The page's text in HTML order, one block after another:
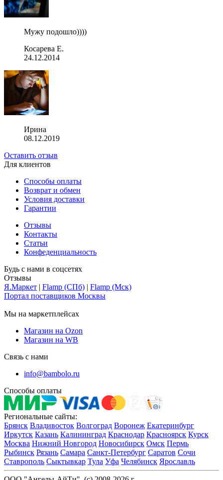
Мужу подошло))))
Косарева Е.
24.12.2014
Ирина
08.12.2019
Оставить отзыв
Для клиентов
Способы оплаты
Возврат и обмен
Условия доставки
Гарантии
Отзывы
Контакты
Статьи
Конфеденциальность
Будь с нами в соцсетях
Отзывы
Я.Маркет | Flamp (СПб) | Flamp (Мск)
Портал поставщиков Москвы
Мы на маркетплейсах
Магазин на Ozon
Магазин на WB
Связь с нами
info@bambolo.ru
Способы оплаты
Региональные сайты:
Брянск Владивосток Волгоград Воронеж Екатеринбург
Иркутск Казань Калининград Краснодар Красноярск Курск
Москва Нижний Новгород Новосибирск Омск Пермь
Рыбинск Рязань Самара Санкт-Петербург Саратов Сочи
Ставрополь Сыктывкар Тула Уфа Челябинск Ярославль